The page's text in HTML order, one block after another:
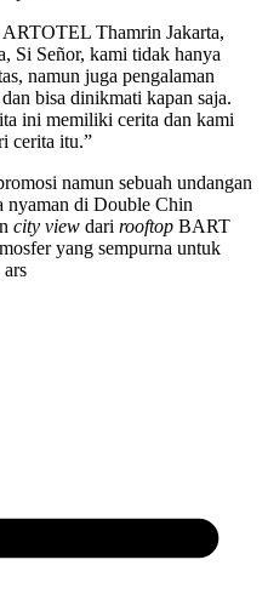
Thamrin Jakarta,
Si Señor, kami tidak hanya
namun juga pengalaman
bisa dinikmati kapan saja.
ini memiliki cerita dan kami
cerita itu.”
namun sebuah undangan
nyaman di Double Chin
city view dari rooftop BART
yang sempurna untuk